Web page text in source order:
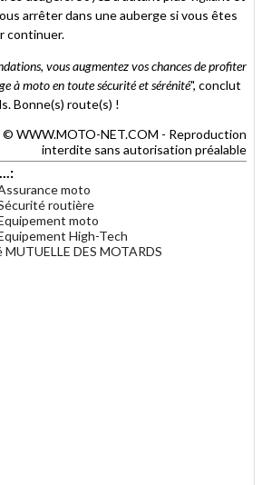
arrêter dans une auberge si vous êtes
continuer.
vous augmentez vos chances de profiter
à moto en toute sécurité et sérénité", conclut
Bonne(s) route(s) !
© WWW.MOTO-NET.COM - Reproduction
interdite sans autorisation préalable
moto
routière
moto
High-Tech
DES MOTARDS